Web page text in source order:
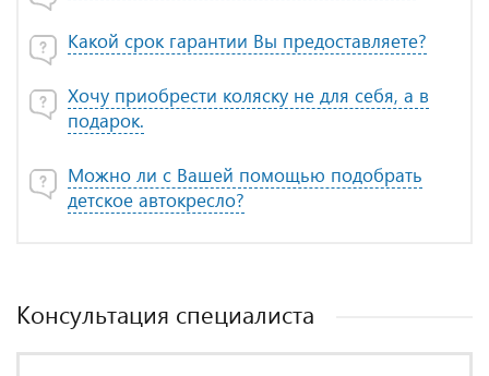
Какой срок гарантии Вы предоставляете?
Хочу приобрести коляску не для себя, а в
подарок.
Можно ли с Вашей помощью подобрать
детское автокресло?
Консультация специалиста